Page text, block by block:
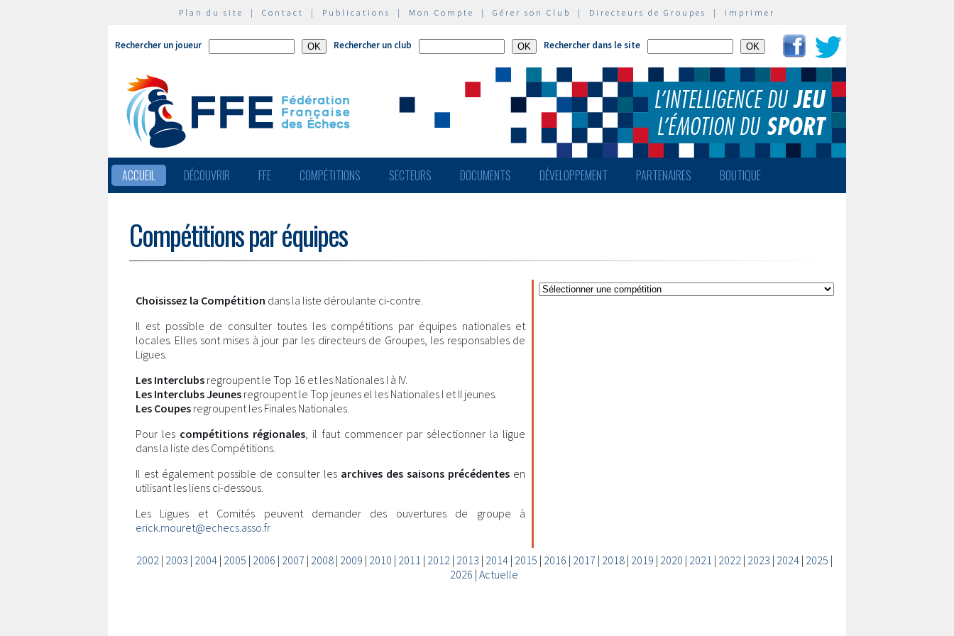
Plan du site | Contact | Publications | Mon Compte | Gérer son Club | Directeurs de Groupes | Imprimer
Rechercher un joueur Rechercher un club Rechercher dans le site
ACCUEIL DÉCOUVRIR FFE COMPÉTITIONS SECTEURS DOCUMENTS DÉVELOPPEMENT PARTENAIRES BOUTIQUE
Compétitions par équipes
Choisissez la Compétition dans la liste déroulante ci-contre.
Il est possible de consulter toutes les compétitions par équipes nationales et
locales. Elles sont mises à jour par les directeurs de Groupes, les responsables de
Ligues.
Les Interclubs regroupent le Top 16 et les Nationales I à IV.
Les Interclubs Jeunes regroupent le Top jeunes el les Nationales I et II jeunes.
Les Coupes regroupent les Finales Nationales.
Pour les compétitions régionales, il faut commencer par sélectionner la ligue
dans la liste des Compétitions.
Il est également possible de consulter les archives des saisons précédentes en
utilisant les liens ci-dessous.
Les Ligues et Comités peuvent demander des ouvertures de groupe à
erick.mouret@echecs.asso.fr
2002| 2003 | 2004| 2005 | 2006 | 2007 | 2008| 2009 | 2010 | 2011 | 2012| 2013 | 2014| 2015 | 2016 | 2017 | 2018| 2019 | 2020 | 2021 | 2022| 2023 | 2024| 2025 |
2026 | Actuelle